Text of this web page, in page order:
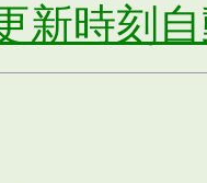
新時刻